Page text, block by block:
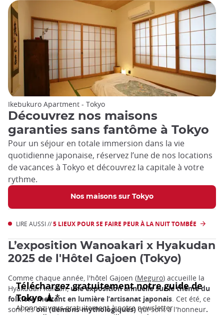
Découvrez nos maisons
garanties sans fantôme à Tokyo
Pour un séjour en totale immersion dans la vie
quotidienne japonaise, réservez l’une de nos locations
de vacances à Tokyo et découvrez la capitale à votre
rythme.
Nos maisons sur Tokyo
Ikebukuro Apartment - Tokyo
LIRE AUSSI //5 LIEUX POUR SE FAIRE PEUR À LA NUIT TOMBÉE
L’exposition Wanoakari x Hyakudan
2025 de l'Hôtel Gajoen (Tokyo)
Comme chaque année, l'hôtel Gajoen (Meguro) accueille la
Hyakudan Kaidan,une exposition annuelle sur le thème du
folklore mettant en lumière l’artisanat japonais. Cet été, ce
sont lesoni (démons mythologiques) qui sont à l'honneur.